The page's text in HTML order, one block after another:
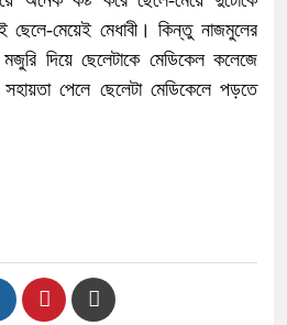
ছেলে-মেয়েই মেধাবী। কিন্তু নাজমুলের
দিয়ে ছেলেটাকে মেডিকেল কলেজে
পেলে ছেলেটা মেডিকেলে পড়তে